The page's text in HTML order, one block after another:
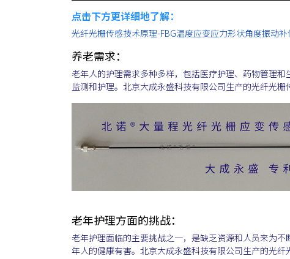
点击下方更详细地了解：
光纤光栅传感技术原理-FBG温度应变应力形状角度振动
养老需求：
老年人的护理需求多种多样，包括医疗护理、药物管理
监测和护理。北京大成永盛科技有限公司生产的光纤光栅
老年护理方面的挑战：
老年护理面临的主要挑战之一，是缺乏资源和人员来为
年人的健康有害。北京大成永盛科技有限公司生产的光